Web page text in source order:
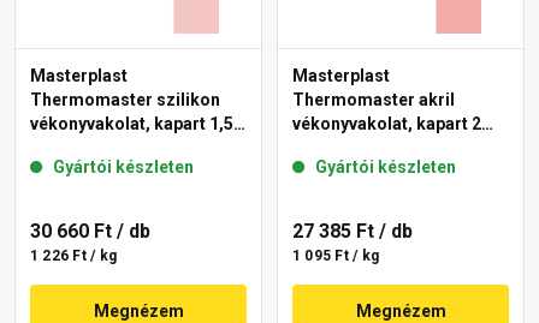
Masterplast
Thermomaster szilikon
vékonyvakolat, kapart 1,5
Gyártói készleten
30 660 Ft / db
1 226 Ft / kg
Megnézem
Masterplast
Thermomaster akril
vékonyvakolat, kapart 2
Gyártói készleten
27 385 Ft / db
1 095 Ft / kg
Megnézem